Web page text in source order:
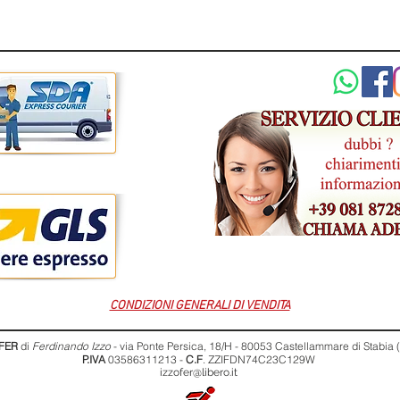
CONDIZIONI GENERALI DI VENDITA
di Ferdinando Izzo - via Ponte Persica, 18/H - 80053 Castellammare di Stabia
P.IVA03586311213 - C.F. ZZIFDN74C23C129W
izzofer@libero.it